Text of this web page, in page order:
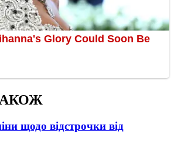
щодо відстрочки від